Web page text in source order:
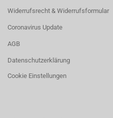
Widerrufsrecht & Widerrufsformular
Coronavirus Update
AGB
Datenschutzerklärung
Cookie Einstellungen